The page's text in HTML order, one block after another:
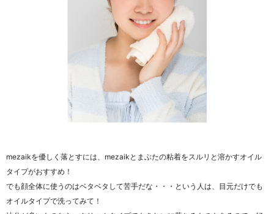
mezaikを優しく落とすには、mezaikとまぶたの粘着をスルリと溶かすオイル
タイプがおすすめ！
でも顔全体に使うのはベタベタして苦手だな・・・という人は、目元だけでも
オイルタイプで洗ってみて！